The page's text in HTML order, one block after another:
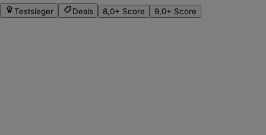
Testsieger Deals 8,0+ Score 9,0+ Score